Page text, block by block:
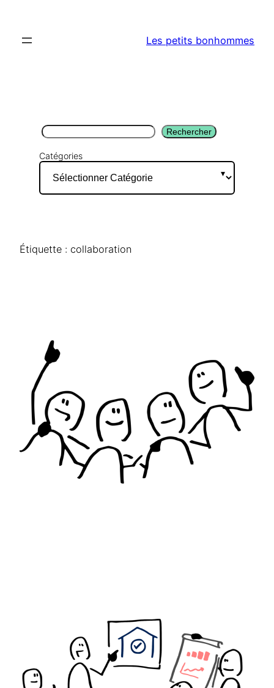
contenu
Les petits bonhommes
Rechercher Rechercher
Catégories
Étiquette : collaboration